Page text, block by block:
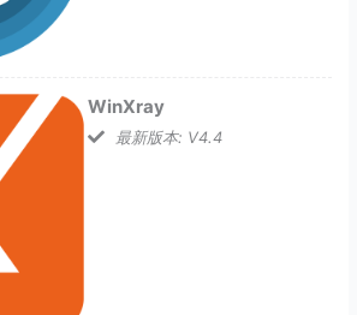
WinXray
最新版本: V4.4